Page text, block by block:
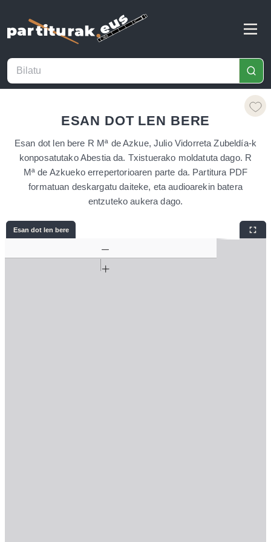
ESAN DOT LEN BERE
Esan dot len bere R Mª de Azkue, Julio Vidorreta Zubeldía-k
konposatutako Abestia da. Txistuerako moldatuta dago. R
Mª de Azkueko errepertorioaren parte da. Partitura PDF
formatuan deskargatu daiteke, eta audioarekin batera
entzuteko aukera dago.
Esan dot len bere